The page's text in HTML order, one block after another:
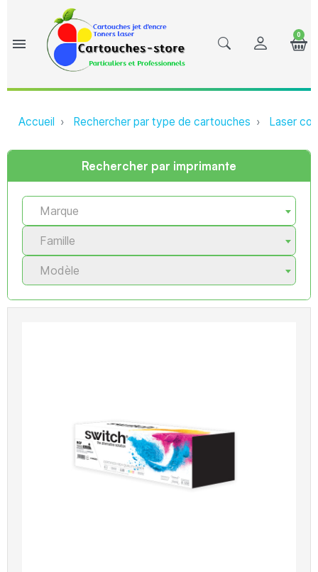
menu
0
Accueil Rechercher par type de cartouches Laser
Rechercher par imprimante
Marque
Famille
Modèle